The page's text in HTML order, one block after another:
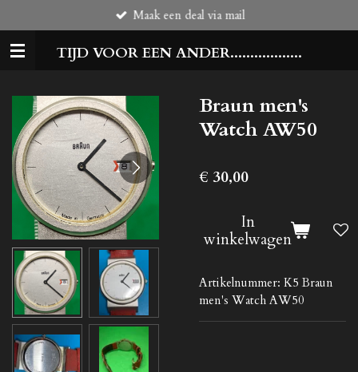
direct
naar
TIJD VOOR EEN ANDER..................
Maak een deal via mail
Braun men's
Watch AW50
€ 30,00
In
winkelwagen
Artikelnummer: K5 Braun
men's Watch AW50